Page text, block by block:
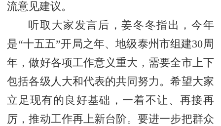
流意见建议。
听取大家发言后，姜冬冬指出，今年
是“十五五”开局之年、地级泰州市组建30周
年，做好各项工作意义重大，需要全市上下
包括各级人大和代表的共同努力。希望大家
立足现有的良好基础，一着不让、再接再
厉，推动工作再上新台阶。要进一步把群众